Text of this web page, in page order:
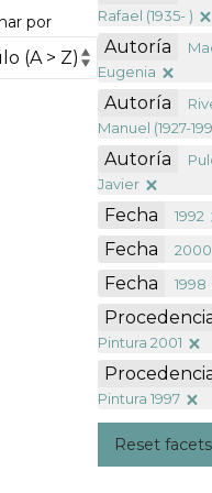
por Rafael (1935- )
Autoría
Eugenia
Autoría
Manuel (1927-
Autoría
Javier
Fecha 1992
Fecha 2000
Fecha 1998
Pintura 2001
Pintura 1997
Reset facets